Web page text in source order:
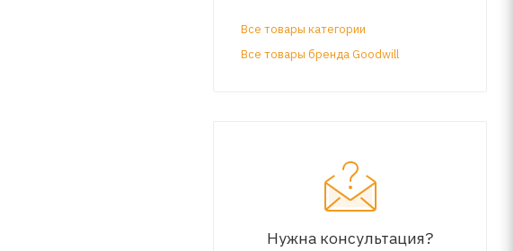
Все товары категории
Все товары бренда Goodwill
Нужна консультация?